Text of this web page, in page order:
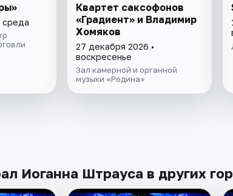
среда
Квартет саксофонов
«Градиент» и Владимир
Хомяков
27 декабря 2026 •
воскресенье
Зал камерной и органной
музыки «Родина»
Иоганна Штрауса в других